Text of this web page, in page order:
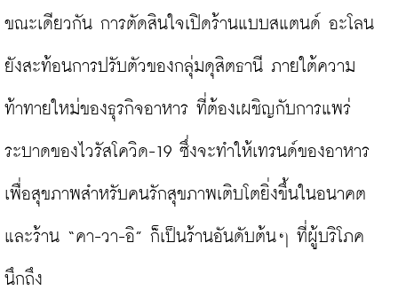
ขณะเดียวกัน การตัดสินใจเปิดร้านแบบสแตนด์ อะโลน
ยังสะท้อนการปรับตัวของกลุ่มดุสิตธานี ภายใต้ความ
ท้าทายใหม่ของธุรกิจอาหาร ที่ต้องเผชิญกับการแพร่
ระบาดของไวรัสโควิด-19 ซึ่งจะทำให้เทรนด์ของอาหาร
เพื่อสุขภาพสำหรับคนรักสุขภาพเติบโตยิ่งขึ้นในอนาคต
และร้าน “คา-วา-อิ” ก็เป็นร้านอันดับต้นๆ ที่ผู้บริโภค
นึกถึง